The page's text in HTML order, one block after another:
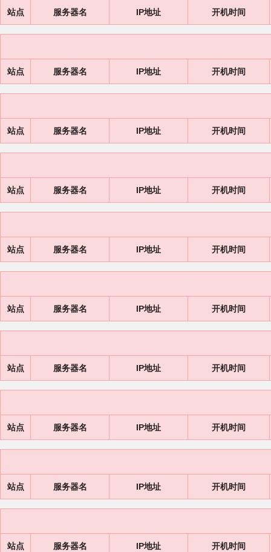
站点 服务器名 IP地址 开机时间
站点 服务器名 IP地址 开机时间
站点 服务器名 IP地址 开机时间
站点 服务器名 IP地址 开机时间
站点 服务器名 IP地址 开机时间
站点 服务器名 IP地址 开机时间
站点 服务器名 IP地址 开机时间
站点 服务器名 IP地址 开机时间
站点 服务器名 IP地址 开机时间
站点 服务器名 IP地址 开机时间